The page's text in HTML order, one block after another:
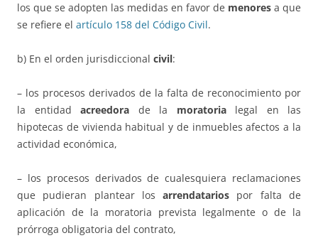
los que se adopten las medidas en favor de menores a que
se refiere el artículo 158 del Código Civil.
b) En el orden jurisdiccional civil:
– los procesos derivados de la falta de reconocimiento por
la entidad acreedora de la moratorialegal en las
hipotecas de vivienda habitual y de inmuebles afectos a la
actividad económica,
– los procesos derivados de cualesquiera reclamaciones
que pudieran plantear losarrendatarios por falta de
aplicación de la moratoria prevista legalmente o de la
prórroga obligatoria del contrato,